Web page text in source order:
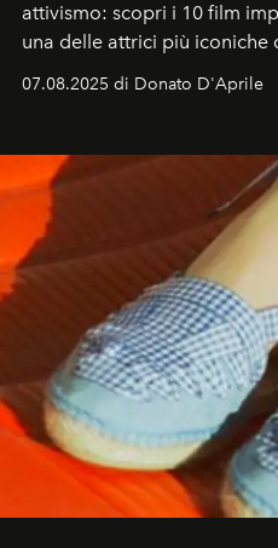
attivismo: scopri i 10 film
una delle attrici più iconiche
07.08.2025 di Donato D'Aprile